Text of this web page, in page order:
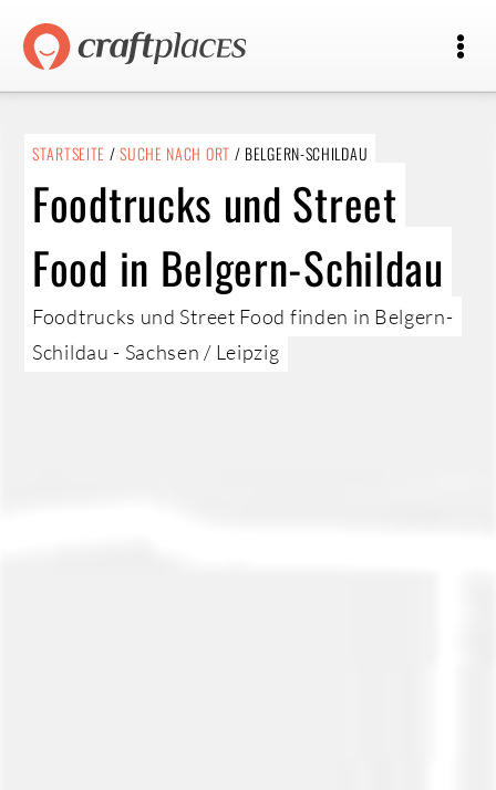
STARTSEITE /SUCHE NACH ORT / BELGERN-SCHILDAU
Foodtrucks und Street
Food in Belgern-Schildau
Foodtrucks und Street Food finden in Belgern-
Schildau - Sachsen / Leipzig